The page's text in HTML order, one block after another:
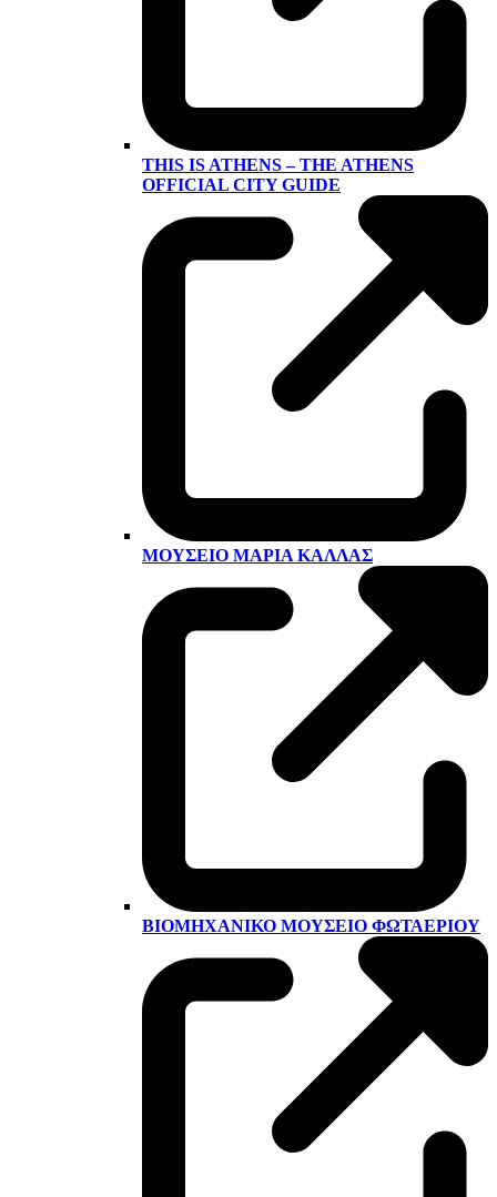
THIS IS ATHENS – THE ATHENS
OFFICIAL CITY GUIDE
ΜΟΥΣΕΊΟ ΜΑΡΊΑ ΚΆΛΛΑΣ
ΒΙΟΜΗΧΑΝΙΚΌ ΜΟΥΣΕΊΟ ΦΩΤΑΕΡΊΟΥ